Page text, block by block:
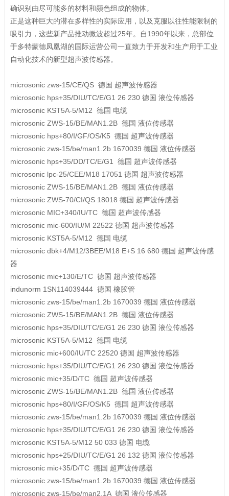
确识别由尽可能多的材料和颜色组成的物体。
正是这种巨大的潜在多样性的实际应用，以及克服以往性能限制的
吸引力，这些新产品推动微波超过25年。自1990年以来，总部位
于多特蒙德凤凰湖的国际运营公司一直致力于开发和生产用于工业
自动化技术的新型超声波传感器。
microsonic zws-15/CE/QS 德国 超声波传感器
microsonic hps+35/DIU/TC/E/G1 26 230 德国 液位传感器
microsonic KST5A-5/M12 德国 电缆
microsonic ZWS-15/BE/MAN1.2B 德国 液位传感器
microsonic hps+80/I/GF/OS/K5 德国 超声波传感器
microsonic zws-15/be/man1.2b 1670039 德国 液位传感器
microsonic hps+35/DD/TC/E/G1 德国 超声波传感器
microsonic lpc-25/CEE/M18 17051 德国 超声波传感器
microsonic ZWS-15/BE/MAN1.2B 德国 液位传感器
microsonic ZWS-70/CI/QS 18018 德国 超声波传感器
microsonic MIC+340/IU/TC 德国 超声波传感器
microsonic mic-600/IU/M 22522 德国 超声波传感器
microsonic KST5A-5/M12 德国 电缆
microsonic dbk+4/M12/3BEE/M18 E+S 16 680 德国 超声波传感
器
microsonic mic+130/E/TC 德国 超声波传感器
indunorm 1SN114039444 德国 橡胶管
microsonic zws-15/be/man1.2b 1670039 德国 液位传感器
microsonic ZWS-15/BE/MAN1.2B 德国 液位传感器
microsonic hps+35/DIU/TC/E/G1 26 230 德国 液位传感器
microsonic KST5A-5/M12 德国 电缆
microsonic mic+600/IU/TC 22520 德国 超声波传感器
microsonic hps+35/DIU/TC/E/G1 26 230 德国 液位传感器
microsonic mic+35/D/TC 德国 超声波传感器
microsonic ZWS-15/BE/MAN1.2B 德国 液位传感器
microsonic hps+80/I/GF/OS/K5 德国 超声波传感器
microsonic zws-15/be/man1.2b 1670039 德国 液位传感器
microsonic hps+35/DIU/TC/E/G1 26 230 德国 液位传感器
microsonic KST5A-5/M12 50 033 德国 电缆
microsonic hps+25/DIU/TC/E/G1 26 132 德国 液位传感器
microsonic mic+35/D/TC 德国 超声波传感器
microsonic zws-15/be/man1.2b 1670039 德国 液位传感器
microsonic zws-15/be/man2.1A 德国 液位传感器